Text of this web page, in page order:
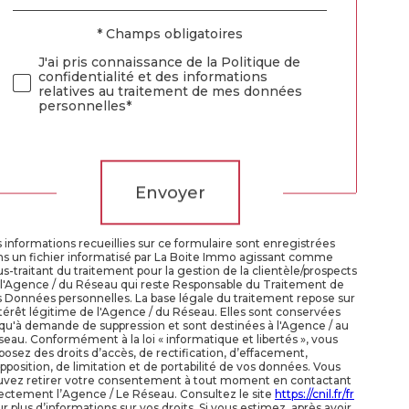
défaut
Validation* Champs obligatoires
J'ai pris connaissance de la Politique de
confidentialité et des informations
relatives au traitement de mes données
personnelles*
Envoyer
informations recueillies sur ce formulaire sont enregistrées
un fichier informatisé par La Boite Immo agissant comme
traitant du traitement pour la gestion de la clientèle/prospects
/ du Réseau qui reste Responsable du Traitement de
Données personnelles. La base légale du traitement repose sur
légitime de l'Agence / du Réseau. Elles sont conservées
demande de suppression et sont destinées à l'Agence / au
Conformément à la loi « informatique et libertés », vous
des droits d’accès, de rectification, d’effacement,
de limitation et de portabilité de vos données. Vous
retirer votre consentement à tout moment en contactant
l’Agence / Le Réseau. Consultez le site https://cnil.fr/fr